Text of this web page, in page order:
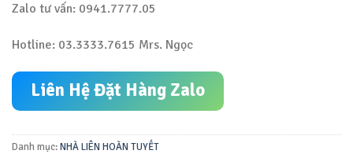
Zalo tư vấn: 0941.7777.05
Hotline: 03.3333.7615 Mrs. Ngọc
Liên Hệ Đặt Hàng Zalo
Danh mục:NHÀ LIÊN HOÀN TUYẾT